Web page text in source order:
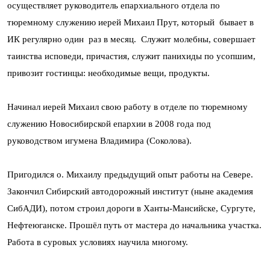
осуществляет руководитель епархиального отдела по
тюремному служению иерей Михаил Прут, который бывает в
ИК регулярно один раз в месяц. Служит молебны, совершает
таинства исповеди, причастия, служит панихиды по усопшим,
привозит гостинцы: необходимые вещи, продукты.
Начинал иерей Михаил свою работу в отделе по тюремному
служению Новосибирской епархии в 2008 года под
руководством игумена Владимира (Соколова).
Пригодился о. Михаилу предыдущий опыт работы на Севере.
Закончил Сибирский автодорожный институт (ныне академия
СибАДИ), потом строил дороги в Ханты-Мансийске, Сургуте,
Нефтеюганске. Прошёл путь от мастера до начальника участка.
Работа в суровых условиях научила многому.